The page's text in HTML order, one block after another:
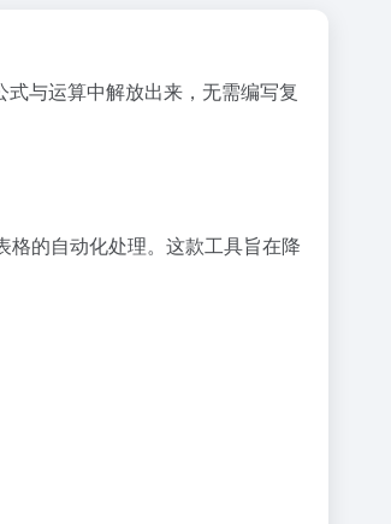
与运算中解放出来，无需编写复
的自动化处理。这款工具旨在降